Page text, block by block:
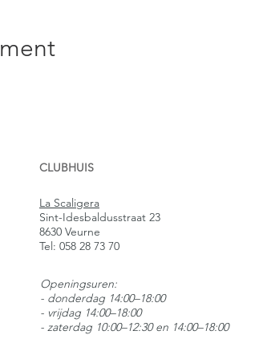
CLUBHUIS
La Scaligera
Sint-Idesbaldusstraat 23
8630 Veurne
Tel: 058 28 73 70
Openingsuren:
- donderdag 14:00–18:00
- vrijdag 14:00–18:00
- zaterdag 10:00–12:30 en 14:00–18:00